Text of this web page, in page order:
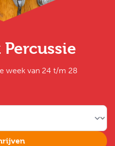
week van 24 t/m 28